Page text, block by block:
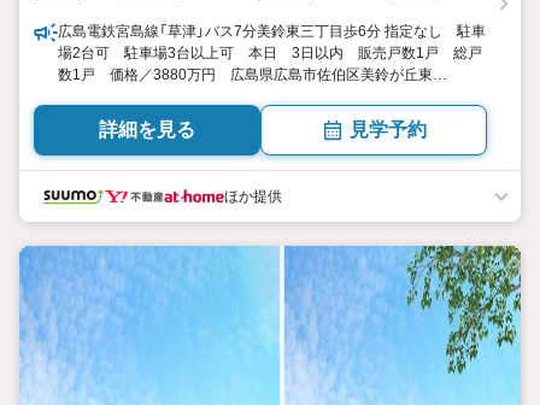
広島電鉄宮島線「草津」バス7分美鈴東三丁目歩6分 指定なし 駐車
場2台可 駐車場3台以上可 本日 3日以内 販売戸数1戸 総戸
数1戸 価格／3880万円 広島県広島市佐伯区美鈴が丘東
SUUMO
詳細を見る 見学予約
ほか提供